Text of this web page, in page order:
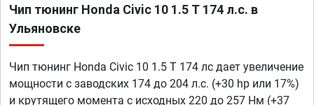
Чип тюнинг Honda Civic 10 1.5 T 174 л.с. в
Ульяновске
Чип тюнинг Honda Civic 10 1.5 T 174 лс дает увеличение
мощности с заводских 174 до 204 л.с. (+30 hp или 17%)
и крутящего момента с исходных 220 до 257 Нм (+37